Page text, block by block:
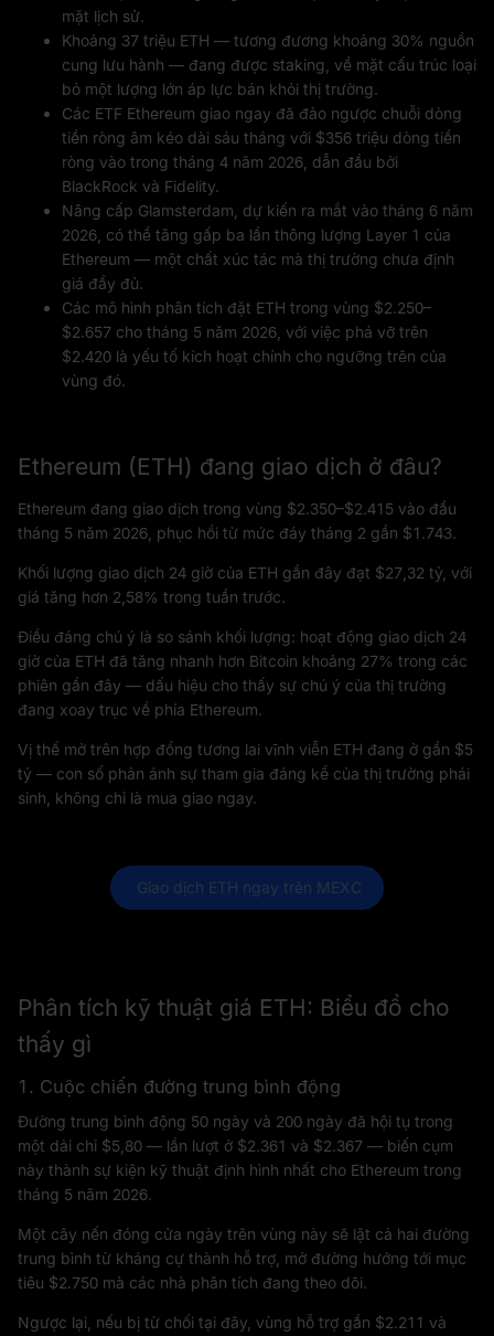
mặt lịch sử.
Khoảng 37 triệu ETH — tương đương khoảng 30% nguồn
cung lưu hành — đang được staking, về mặt cấu trúc loại
bỏ một lượng lớn áp lực bán khỏi thị trường.
Các ETF Ethereum giao ngay đã đảo ngược chuỗi dòng
tiền ròng âm kéo dài sáu tháng với $356 triệu dòng tiền
ròng vào trong tháng 4 năm 2026, dẫn đầu bởi
BlackRock và Fidelity.
Nâng cấp Glamsterdam, dự kiến ra mắt vào tháng 6 năm
2026, có thể tăng gấp ba lần thông lượng Layer 1 của
Ethereum — một chất xúc tác mà thị trường chưa định
giá đầy đủ.
Các mô hình phân tích đặt ETH trong vùng $2.250–
$2.657 cho tháng 5 năm 2026, với việc phá vỡ trên
$2.420 là yếu tố kích hoạt chính cho ngưỡng trên của
vùng đó.
Ethereum (ETH) đang giao dịch ở đâu?
Ethereum đang giao dịch trong vùng $2.350–$2.415 vào đầu
tháng 5 năm 2026, phục hồi từ mức đáy tháng 2 gần $1.743.
Khối lượng giao dịch 24 giờ của ETH gần đây đạt $27,32 tỷ, với
giá tăng hơn 2,58% trong tuần trước.
Điều đáng chú ý là so sánh khối lượng: hoạt động giao dịch 24
giờ của ETH đã tăng nhanh hơn Bitcoin khoảng 27% trong các
phiên gần đây — dấu hiệu cho thấy sự chú ý của thị trường
đang xoay trục về phía Ethereum.
Vị thế mở trên hợp đồng tương lai vĩnh viễn ETH đang ở gần $5
tỷ — con số phản ánh sự tham gia đáng kể của thị trường phái
sinh, không chỉ là mua giao ngay.
Giao dịch ETH ngay trên MEXC
Phân tích kỹ thuật giá ETH: Biểu đồ cho
thấy gì
1. Cuộc chiến đường trung bình động
Đường trung bình động 50 ngày và 200 ngày đã hội tụ trong
một dải chỉ $5,80 — lần lượt ở $2.361 và $2.367 — biến cụm
này thành sự kiện kỹ thuật định hình nhất cho Ethereum trong
tháng 5 năm 2026.
Một cây nến đóng cửa ngày trên vùng này sẽ lật cả hai đường
trung bình từ kháng cự thành hỗ trợ, mở đường hướng tới mục
tiêu $2.750 mà các nhà phân tích đang theo dõi.
Ngược lại, nếu bị từ chối tại đây, vùng hỗ trợ gần $2.211 và